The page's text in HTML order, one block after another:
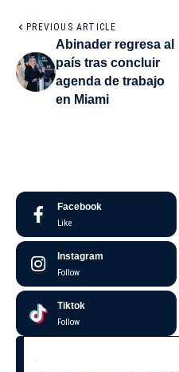
PREVIOUS ARTICLE
Abinader regresa al
país tras concluir
agenda de trabajo
en Miami
Facebook
Like
Instagram
Follow
Tiktok
Follow